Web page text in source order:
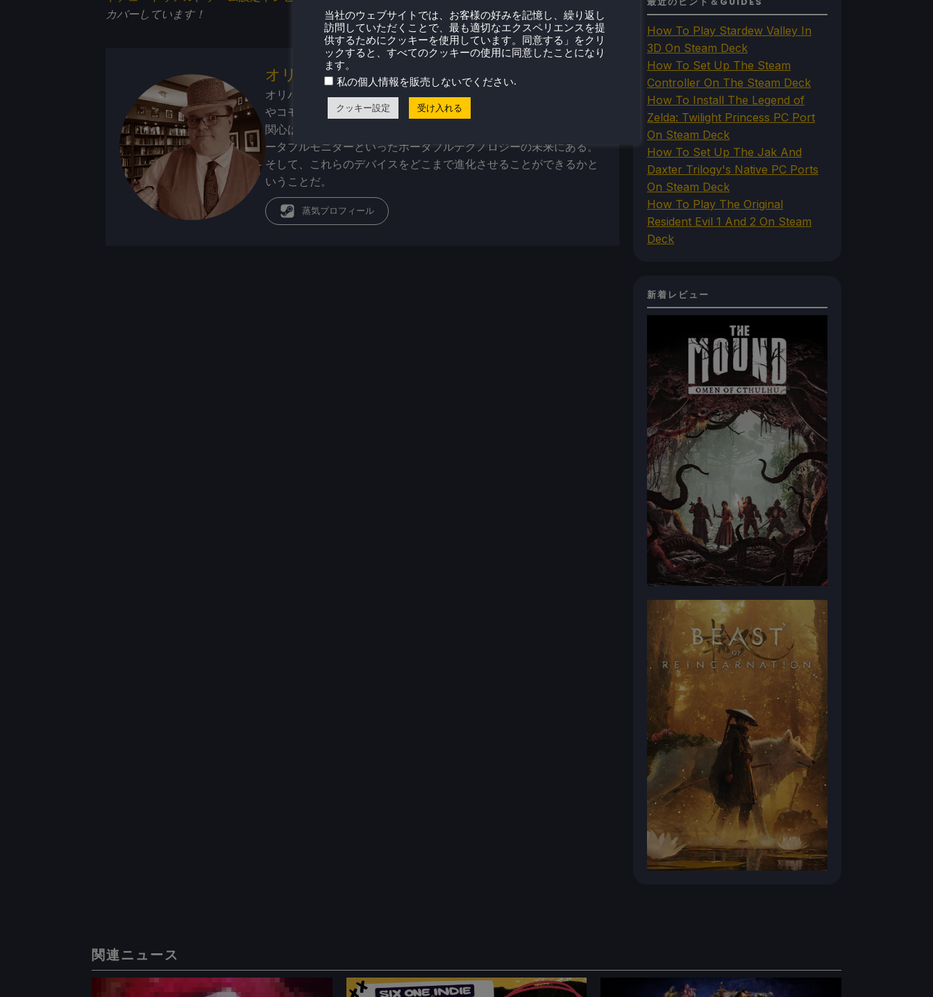
カバーしています！
オリバー・ストッゲン
オリバーは幼い頃からビデオゲームで遊び始め、SNESコンソール
やコモドール・アミーガ・コンピューターから始めた。現在、彼の
関心は携帯ゲーム機、ポータブルパワーステーション／バンク、ポ
ータブルモニターといったポータブルテクノロジーの未来にある。
そして、これらのデバイスをどこまで進化させることができるかと
いうことだ。
蒸気プロフィール
How To Play Stardew Valley In
3D On Steam Deck
How To Set Up The Steam
Controller On The Steam Deck
How To Install The Legend of
Zelda: Twilight Princess PC Port
On Steam Deck
How To Set Up The Jak And
Daxter Trilogy's Native PC Ports
On Steam Deck
How To Play The Original
Resident Evil 1 And 2 On Steam
Deck
新着レビュー
関連ニュース
当社のウェブサイトでは、お客様の好みを記憶し、繰り返し
訪問していただくことで、最も適切なエクスペリエンスを提
供するためにクッキーを使用しています。同意する」をクリ
ックすると、すべてのクッキーの使用に同意したことになり
ます。
私の個人情報を販売しないでください.
クッキー設定 受け入れる